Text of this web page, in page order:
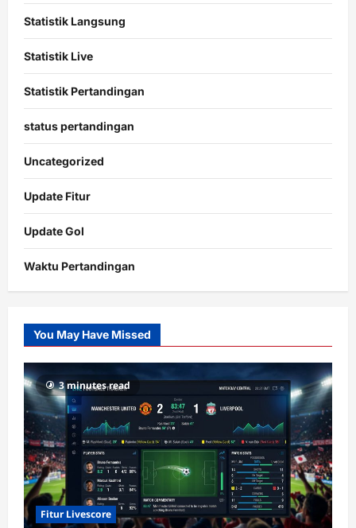
Statistik Langsung
Statistik Live
Statistik Pertandingan
status pertandingan
Uncategorized
Update Fitur
Update Gol
Waktu Pertandingan
Slot
Gacor
RTP
terupdate
You May Have Missed
3 minutes read
Fitur Livescore